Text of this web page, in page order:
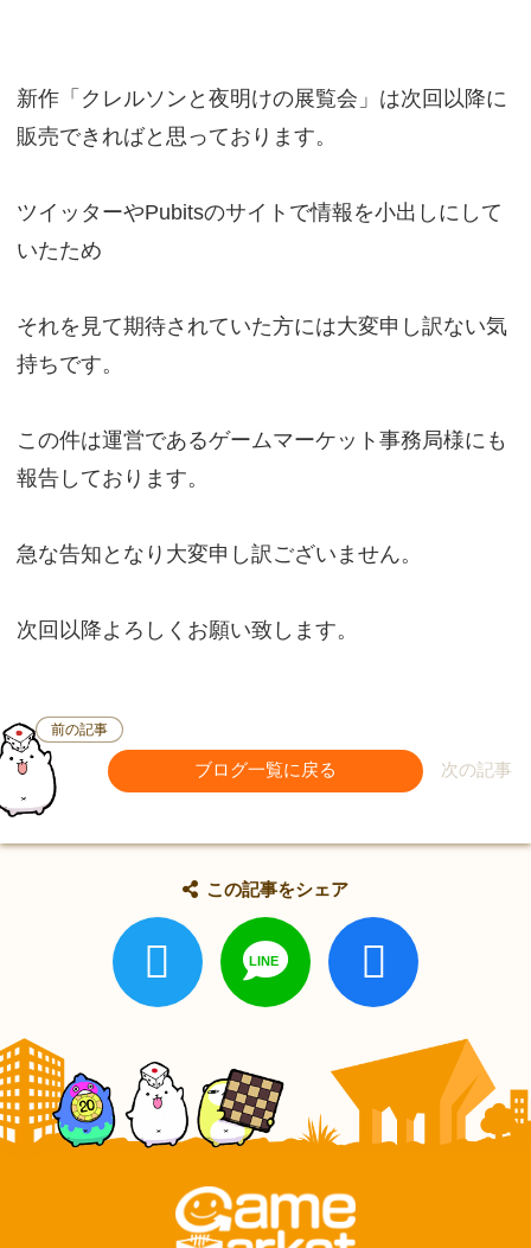
新作「クレルソンと夜明けの展覧会」は次回以降に
販売できればと思っております。
ツイッターやPubitsのサイトで情報を小出しにして
いたため
それを見て期待されていた方には大変申し訳ない気
持ちです。
この件は運営であるゲームマーケット事務局様にも
報告しております。
急な告知となり大変申し訳ございません。
次回以降よろしくお願い致します。
前の記事
ブログ一覧に戻る 次の記事
この記事をシェア